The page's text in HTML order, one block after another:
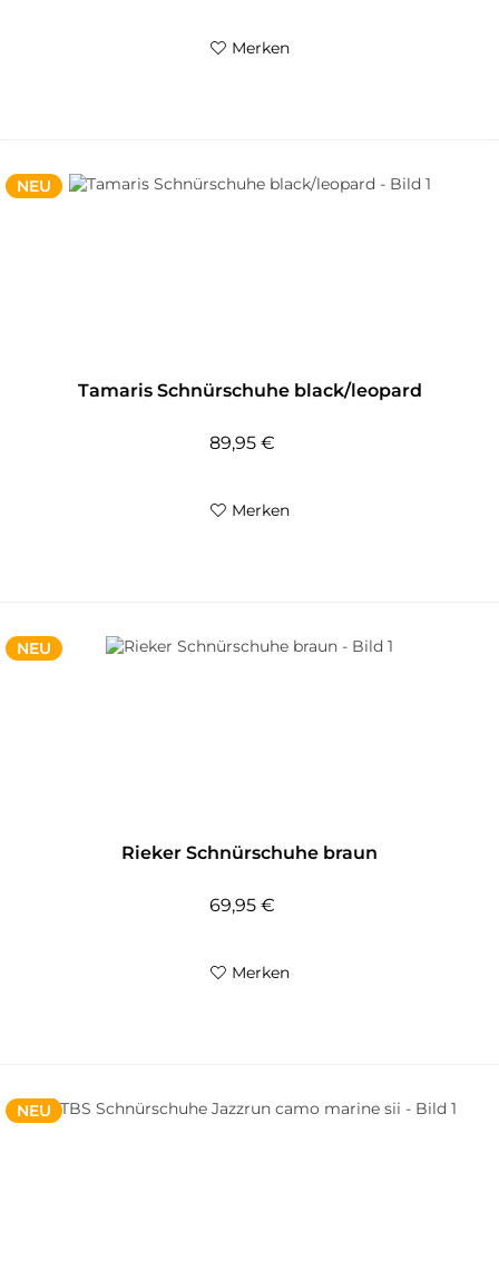
Merken
NEU
Tamaris Schnürschuhe black/leopard
89,95 €
Merken
NEU
Rieker Schnürschuhe braun
69,95 €
Merken
NEU